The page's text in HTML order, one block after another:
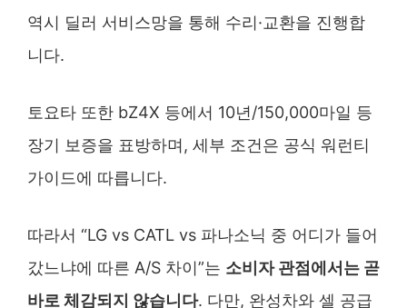
역시 딜러 서비스망을 통해 수리·교환을 진행합
니다.
토요타 또한 bZ4X 등에서 10년/150,000마일 등
장기 보증을 표방하며, 세부 조건은 공식 워런티
가이드에 따릅니다.
따라서 “LG vs CATL vs 파나소닉 중 어디가 들어
갔느냐에 따른 A/S 차이”는 소비자 관점에서는 곧
바로 체감되지 않습니다. 다만, 완성차와 셀 공급